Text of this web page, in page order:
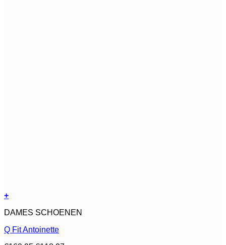
+
product
meerdere
DAMES SCHOENEN
Q Fit Antoinette